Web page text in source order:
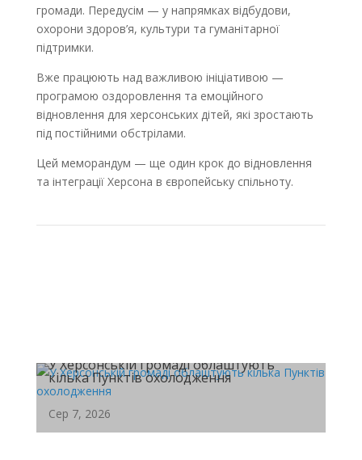
громади. Передусім — у напрямках відбудови,
охорони здоров’я, культури та гуманітарної
підтримки.
Вже працюють над важливою ініціативою —
програмою оздоровлення та емоційного
відновлення для херсонських дітей, які зростають
під постійними обстрілами.
Цей меморандум — ще один крок до відновлення
та інтеграції Херсона в європейську спільноту.
У Херсонській громаді облаштують
кілька Пунктів охолодження
Сер 7, 2026